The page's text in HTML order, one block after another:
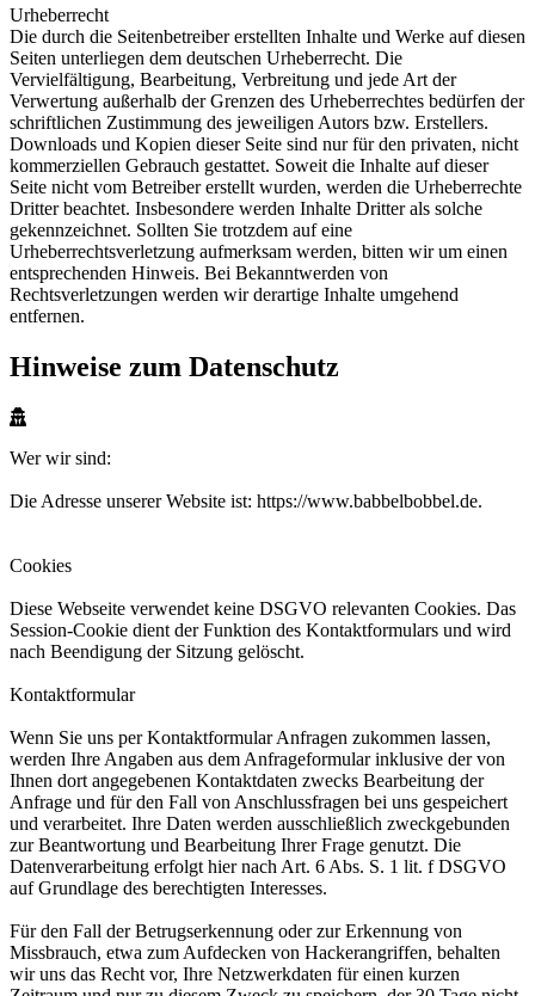
Urheberrecht
Die durch die Seitenbetreiber erstellten Inhalte und Werke auf diesen
Seiten unterliegen dem deutschen Urheberrecht. Die
Vervielfältigung, Bearbeitung, Verbreitung und jede Art der
Verwertung außerhalb der Grenzen des Urheberrechtes bedürfen der
schriftlichen Zustimmung des jeweiligen Autors bzw. Erstellers.
Downloads und Kopien dieser Seite sind nur für den privaten, nicht
kommerziellen Gebrauch gestattet. Soweit die Inhalte auf dieser
Seite nicht vom Betreiber erstellt wurden, werden die Urheberrechte
Dritter beachtet. Insbesondere werden Inhalte Dritter als solche
gekennzeichnet. Sollten Sie trotzdem auf eine
Urheberrechtsverletzung aufmerksam werden, bitten wir um einen
entsprechenden Hinweis. Bei Bekanntwerden von
Rechtsverletzungen werden wir derartige Inhalte umgehend
entfernen.
Hinweise zum Datenschutz
Wer wir sind:
Die Adresse unserer Website ist: https://www.babbelbobbel.de.
Cookies
Diese Webseite verwendet keine DSGVO relevanten Cookies. Das
Session-Cookie dient der Funktion des Kontaktformulars und wird
nach Beendigung der Sitzung gelöscht.
Kontaktformular
Wenn Sie uns per Kontaktformular Anfragen zukommen lassen,
werden Ihre Angaben aus dem Anfrageformular inklusive der von
Ihnen dort angegebenen Kontaktdaten zwecks Bearbeitung der
Anfrage und für den Fall von Anschlussfragen bei uns gespeichert
und verarbeitet. Ihre Daten werden ausschließlich zweckgebunden
zur Beantwortung und Bearbeitung Ihrer Frage genutzt. Die
Datenverarbeitung erfolgt hier nach Art. 6 Abs. S. 1 lit. f DSGVO
auf Grundlage des berechtigten Interesses.
Für den Fall der Betrugserkennung oder zur Erkennung von
Missbrauch, etwa zum Aufdecken von Hackerangriffen, behalten
wir uns das Recht vor, Ihre Netzwerkdaten für einen kurzen